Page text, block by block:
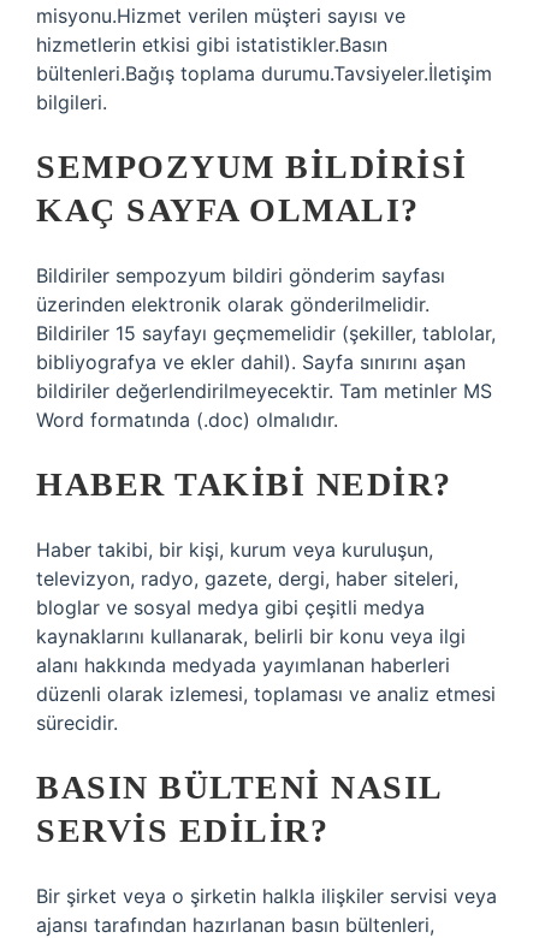
misyonu.Hizmet verilen müşteri sayısı ve
hizmetlerin etkisi gibi istatistikler.Basın
bültenleri.Bağış toplama durumu.Tavsiyeler.İletişim
bilgileri.
SEMPOZYUM BILDIRISI
KAÇ SAYFA OLMALI?
Bildiriler sempozyum bildiri gönderim sayfası
üzerinden elektronik olarak gönderilmelidir.
Bildiriler 15 sayfayı geçmemelidir (şekiller, tablolar,
bibliyografya ve ekler dahil). Sayfa sınırını aşan
bildiriler değerlendirilmeyecektir. Tam metinler MS
Word formatında (.doc) olmalıdır.
HABER TAKIBI NEDIR?
Haber takibi, bir kişi, kurum veya kuruluşun,
televizyon, radyo, gazete, dergi, haber siteleri,
bloglar ve sosyal medya gibi çeşitli medya
kaynaklarını kullanarak, belirli bir konu veya ilgi
alanı hakkında medyada yayımlanan haberleri
düzenli olarak izlemesi, toplaması ve analiz etmesi
sürecidir.
BASIN BÜLTENI NASIL
SERVIS EDILIR?
Bir şirket veya o şirketin halkla ilişkiler servisi veya
ajansı tarafından hazırlanan basın bültenleri,